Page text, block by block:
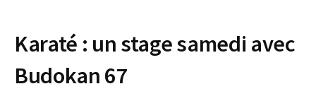
Karaté : un stage samedi avec
Budokan 67